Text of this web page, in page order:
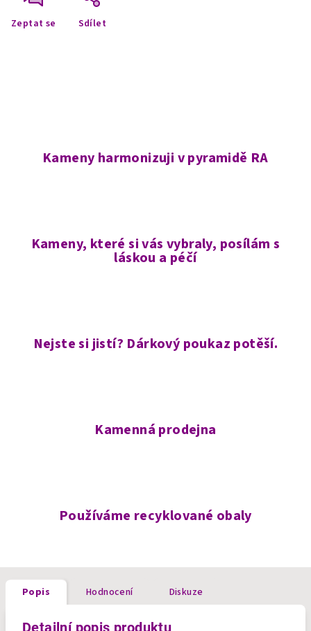
Zeptat se Sdílet
Kameny harmonizuji v pyramidě RA
Kameny, které si vás vybraly, posílám s
láskou a péčí
Nejste si jistí? Dárkový poukaz potěší.
Kamenná prodejna
Používáme recyklované obaly
Popis Hodnocení Diskuze
Detailní popis produktu